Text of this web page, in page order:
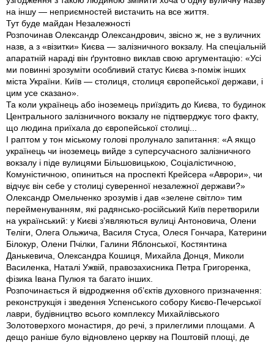
на iншу — неприємностей вистачить на все життя.
Тут буде майдан Незалежності
Розпочинав Олександр Олександрович, звiсно ж, не з вуличних
назв, а з «вiзитки» Києва — залiзничного вокзалу. На спецiальнiй
апаратнiй нарадi вiн ґрунтовно виклав свою аргументацiю: «Усi
ми повиннi зрозумiти особливий статус Києва з-помiж iнших
мiста України. Київ — столиця, столиця європейської держави, i
цим усе сказано».
Та коли українець або iноземець приїздить до Києва, то будинок
Центрального залiзничного вокзалу не пiдтверджує того факту,
що людина приїхала до європейської столицi...
І раптом у тон мiському головi пролунало запитання: «А якщо
українець чи iноземець вийде з суперсучасного залiзничного
вокзалу i пiде вулицями Бiльшовицькою, Соцiалiстичною,
Комунiстичною, опиниться на проспектi Крейсера «Аврори», чи
вiдчує вiн себе у столицi суверенної незалежної держави?»
Олександр Омельченко зрозумiв і дав «зелене свiтло» тим
перейменуванням, якi радянсько-росiйський Київ перетворили
на український: у Києвi з’являються вулицi Антоновича, Олени
Телiги, Олега Ольжича, Василя Стуса, Олеся Гончара, Катерини
Бiлокур, Олени Пчiлки, Галини Яблонської, Костянтина
Данькевича, Олександра Кошиця, Михайла Донця, Миколи
Василенка, Наталi Ужвiй, правозахисника Петра Григоренка,
фiзика Івана Пулюя та багато iнших.
Розпочинається й вiдродження об’єктiв духовного призначення:
реконструкцiя i зведення Успенського собору Києво-Печерської
лаври, будiвництво всього комплексу Михайлiвського
Золотоверхого монастиря, до речi, з прилеглими площами. А
дещо ранiше було вiдновлено церкву на Поштовiй площi, де